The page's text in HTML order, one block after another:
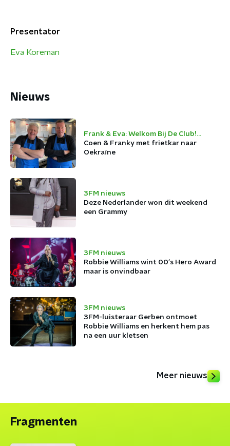
Presentator
Eva Koreman
Nieuws
Frank & Eva: Welkom Bij De Club!
(BNNVARA/VPRO)
Coen & Franky met frietkar naar
Oekraïne
3FM nieuws
Deze Nederlander won dit weekend
een Grammy
3FM nieuws
Robbie Williams wint 00's Hero Award
maar is onvindbaar
3FM nieuws
3FM-luisteraar Gerben ontmoet
Robbie Williams en herkent hem pas
na een uur kletsen
Meer nieuws
Fragmenten